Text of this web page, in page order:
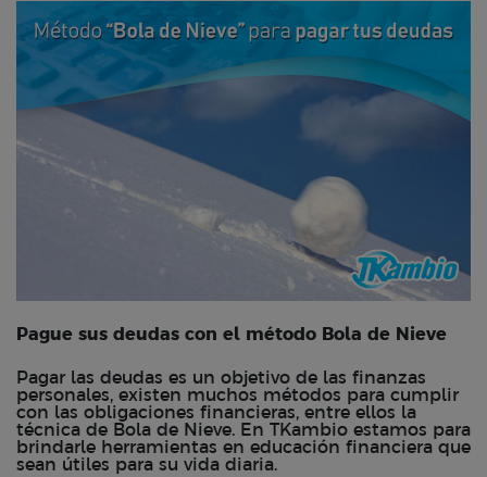
Pague sus deudas con el método Bola de Nieve
Pagar las deudas es un objetivo de las finanzas
personales, existen muchos métodos para cumplir
con las obligaciones financieras, entre ellos la
técnica de Bola de Nieve. En TKambio estamos para
brindarle herramientas en educación financiera que
sean útiles para su vida diaria.